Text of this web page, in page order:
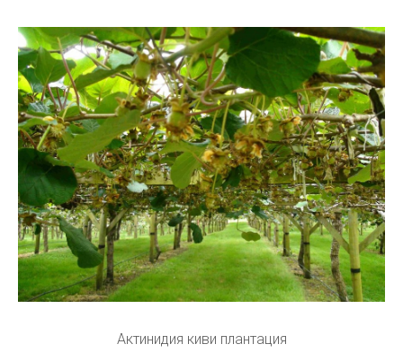
Актинидия киви плантация